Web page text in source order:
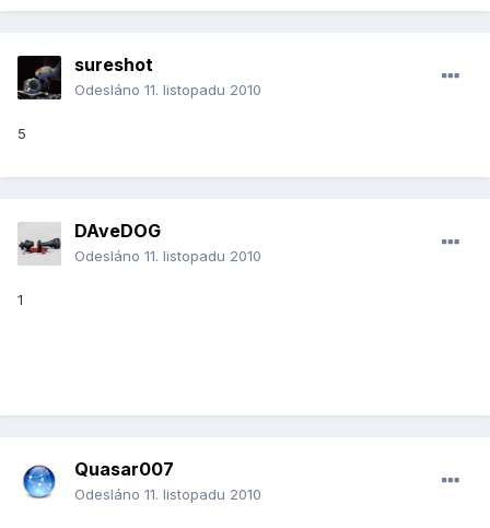
sureshot
Odesláno 11. listopadu 2010
5
DAveDOG
Odesláno 11. listopadu 2010
1
Quasar007
Odesláno 11. listopadu 2010